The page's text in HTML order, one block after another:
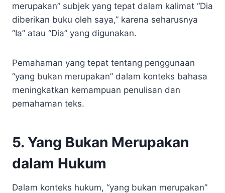
merupakan” subjek yang tepat dalam kalimat “Dia
diberikan buku oleh saya,” karena seharusnya
“Ia” atau “Dia” yang digunakan.
Pemahaman yang tepat tentang penggunaan
“yang bukan merupakan” dalam konteks bahasa
meningkatkan kemampuan penulisan dan
pemahaman teks.
5. Yang Bukan Merupakan
dalam Hukum
Dalam konteks hukum, “yang bukan merupakan”